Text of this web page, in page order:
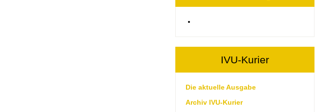
IVU-Kurier
Die aktuelle Ausgabe
Archiv IVU-Kurier